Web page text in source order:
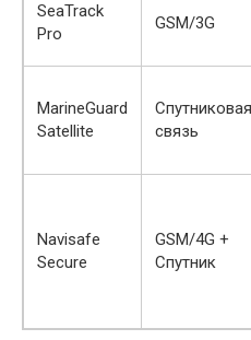
SeaTrack
Pro
GSM/3G
MarineGuard
Satellite
Спутниковая
связь
Navisafe
Secure
GSM/4G +
Спутник